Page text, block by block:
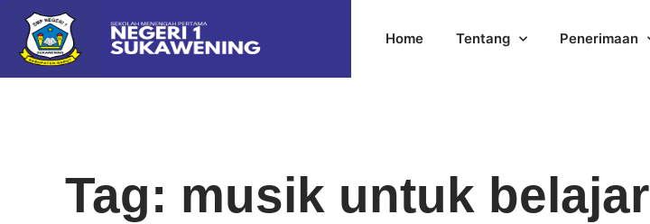
Home Tentang Penerimaan
Tag: musik untuk belajar